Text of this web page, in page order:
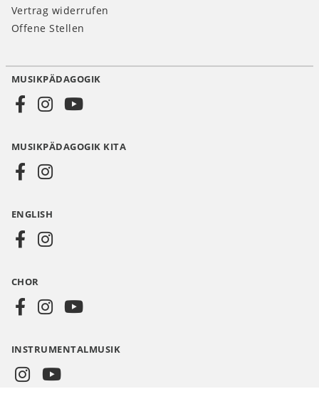
Vertrag widerrufen
Offene Stellen
Social
Media
DE
MUSIKPÄDAGOGIK
MUSIKPÄDAGOGIK KITA
ENGLISH
CHOR
INSTRUMENTALMUSIK